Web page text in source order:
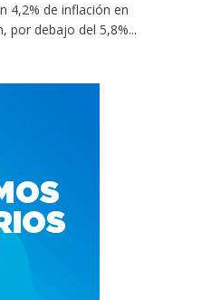
4,2% de inflación en
por debajo del 5,8%...